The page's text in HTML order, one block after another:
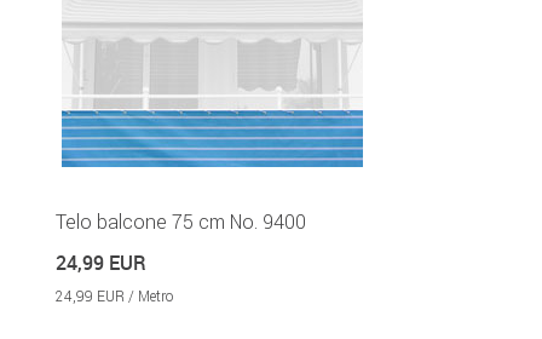
Telo balcone 75 cm No. 9400
24,99 EUR
24,99 EUR / Metro